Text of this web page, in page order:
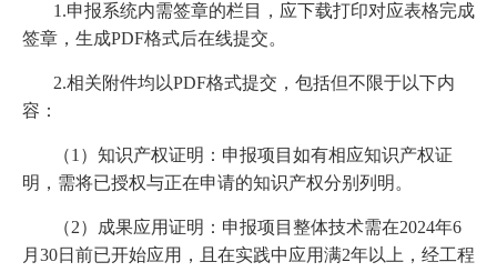
1.申报系统内需签章的栏目，应下载打印对应表格完成
签章，生成PDF格式后在线提交。
2.相关附件均以PDF格式提交，包括但不限于以下内
容：
（1）知识产权证明：申报项目如有相应知识产权证
明，需将已授权与正在申请的知识产权分别列明。
（2）成果应用证明：申报项目整体技术需在2024年6
月30日前已开始应用，且在实践中应用满2年以上，经工程